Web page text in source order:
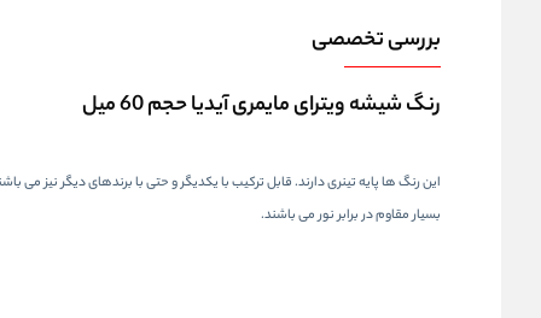
بررسی تخصصی
رنگ شیشه ویترای مایمری آیدیا حجم 60 میل
این رنگ ها پایه تینری دارند. قابل ترکیب با یکدیگر و حتی با برندهای دیگر نیز می
بسیار مقاوم در برابر نور می باشند.